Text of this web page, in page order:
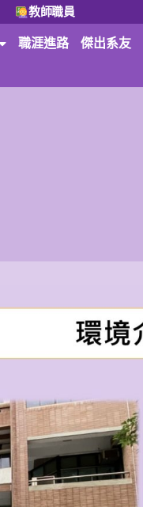
教師職員
職涯進路 傑出系友